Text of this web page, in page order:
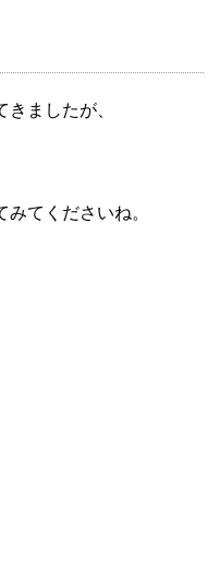
きましたが、
てくださいね。